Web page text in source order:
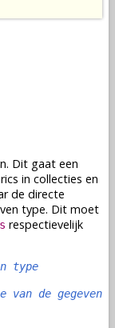
Dit gaat een
in collecties en
de directe
type. Dit moet
respectievelijk
type
van de gegeven